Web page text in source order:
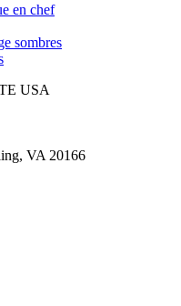
en chef
sombres
USA
VA 20166